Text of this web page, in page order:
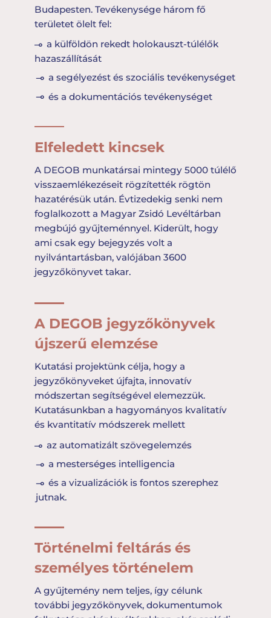
Budapesten. Tevékenysége három fő
területet ölelt fel:
a külföldön rekedt holokauszt-túlélők
hazaszállítását
a segélyezést és szociális tevékenységet
és a dokumentációs tevékenységet
Elfeledett kincsek
A DEGOB munkatársai mintegy 5000 túlélő
visszaemlékezéseit rögzítették rögtön
hazatérésük után. Évtizedekig senki nem
foglalkozott a Magyar Zsidó Levéltárban
megbújó gyűjteménnyel. Kiderült, hogy
ami csak egy bejegyzés volt a
nyilvántartásban, valójában 3600
jegyzőkönyvet takar.
A DEGOB jegyzőkönyvek
újszerű elemzése
Kutatási projektünk célja, hogy a
jegyzőkönyveket újfajta, innovatív
módszertan segítségével elemezzük.
Kutatásunkban a hagyományos kvalitatív
és kvantitatív módszerek mellett
az automatizált szövegelemzés
a mesterséges intelligencia
és a vizualizációk is fontos szerephez
jutnak.
Történelmi feltárás és
személyes történelem
A gyűjtemény nem teljes, így célunk
további jegyzőkönyvek, dokumentumok